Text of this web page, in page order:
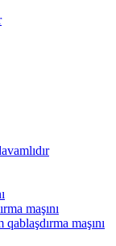
maşını
maşını